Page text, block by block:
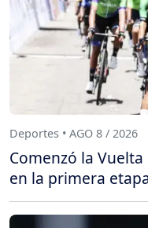
Deportes • AGO 8 / 2026
Comenzó la
en la primera